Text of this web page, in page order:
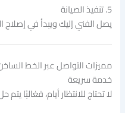
5. تنفيذ الصيانة
يصل الفني إليك ويبدأ في إصلاح
مميزات التواصل عبر الخط الساخن
خدمة سريعة
لا تحتاج للانتظار أيام، فغالبًا